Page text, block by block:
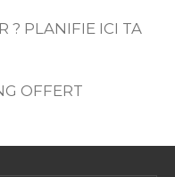
? PLANIFIE ICI TA
OFFERT